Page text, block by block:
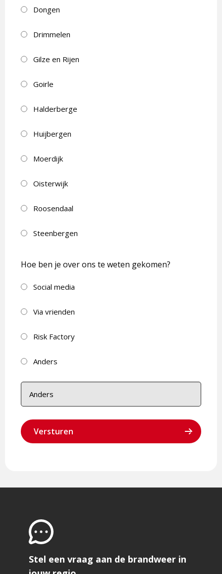
Dongen
Drimmelen
Gilze en Rijen
Goirle
Halderberge
Huijbergen
Moerdijk
Oisterwijk
Roosendaal
Steenbergen
Hoe ben je over ons te weten gekomen?
Social media
Via vrienden
Risk Factory
Anders
Stel een vraag aan de brandweer in